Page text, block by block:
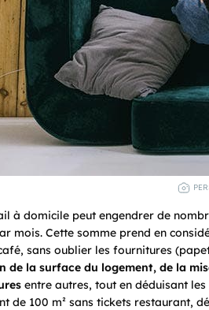
à domicile peut engendrer de
mois. Cette somme prend en
sans oublier les fournitures
de la surface du logement, de la
entre autres, tout en déduisant
de 100 m² sans tickets restaurant,